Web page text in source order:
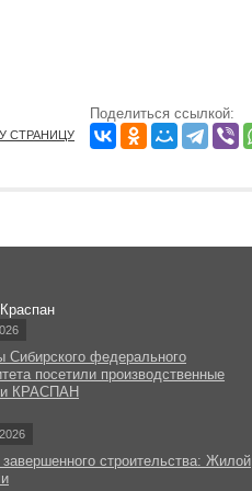
СТРАНИЦУ
Поделиться ссылкой:
Сибирского федерального
посетили производственные
КРАСПАН
строительства: Жилой